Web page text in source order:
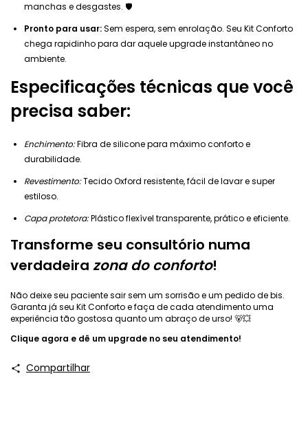
manchas e desgastes. 🛡️
Pronto para usar:Sem espera, sem enrolação. Seu Kit Conforto
chega rapidinho para dar aquele upgrade instantâneo no
ambiente.
Especificações técnicas que você
precisa saber:
Enchimento:Fibra de silicone para máximo conforto e
durabilidade.
Revestimento:Tecido Oxford resistente, fácil de lavar e super
estiloso.
Capa protetora:Plástico flexível transparente, prático e eficiente.
Transforme seu consultório numa
verdadeira zona do conforto!
Não deixe seu paciente sair sem um sorrisão e um pedido de bis.
Garanta já seu Kit Conforto e faça de cada atendimento uma
experiência tão gostosa quanto um abraço de urso! 🐻💥
Clique agora e dê um upgrade no seu atendimento!
Compartilhar